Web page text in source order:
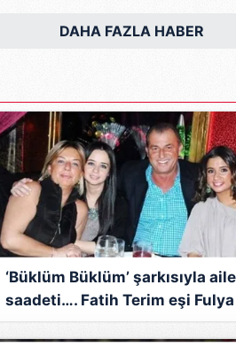
DAHA FAZLA HABER
‘Büklüm Büklüm’ şarkısıyla aile
saadeti…. Fatih Terim eşi Fulya
Terim ve kızlarıyla eğlendi!